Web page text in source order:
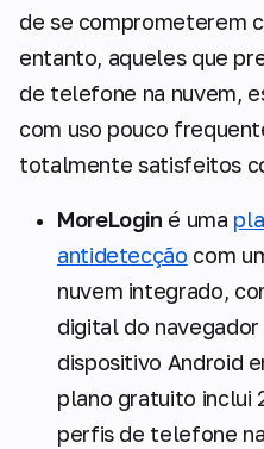
de se comprometerem
entanto, aqueles que
de telefone na nuvem,
com uso pouco
totalmente satisfeitos
MoreLogin é uma
antidetecção com
nuvem integrado,
digital do
dispositivo Android
plano gratuito inclui
perfis de telefone